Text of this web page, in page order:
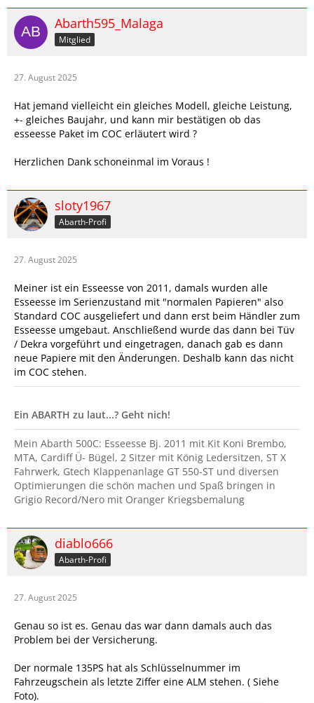
Was hat deiner Leistung?
Abarth595_Malaga
Mitglied
27. August 2025
Hat jemand vielleicht ein gleiches Modell, gleiche Leistung,
+- gleiches Baujahr, und kann mir bestätigen ob das
esseesse Paket im COC erläutert wird ?
Herzlichen Dank schoneinmal im Voraus !
sloty1967
Abarth-Profi
27. August 2025
Meiner ist ein Esseesse von 2011, damals wurden alle
Esseesse im Serienzustand mit "normalen Papieren" also
Standard COC ausgeliefert und dann erst beim Händler zum
Esseesse umgebaut. Anschließend wurde das dann bei Tüv
/ Dekra vorgeführt und eingetragen, danach gab es dann
neue Papiere mit den Änderungen. Deshalb kann das nicht
im COC stehen.
Ein ABARTH zu laut...? Geht nich!
Mein Abarth 500C: Esseesse Bj. 2011 mit Kit Koni Brembo,
MTA, Cardiff Ü- Bügel, 2 Sitzer mit König Ledersitzen, ST X
Fahrwerk, Gtech Klappenanlage GT 550-ST und diversen
Optimierungen die schön machen und Spaß bringen in
Grigio Record/Nero mit Oranger Kriegsbemalung
diablo666
Abarth-Profi
27. August 2025
Genau so ist es. Genau das war dann damals auch das
Problem bei der Versicherung.
Der normale 135PS hat als Schlüsselnummer im
Fahrzeugschein als letzte Ziffer eine ALM stehen. ( Siehe
Foto).